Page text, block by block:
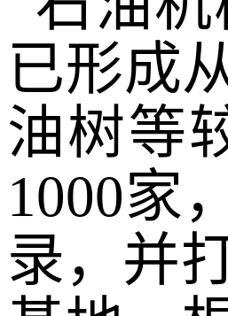
已形成
油树等
1000家
录，并